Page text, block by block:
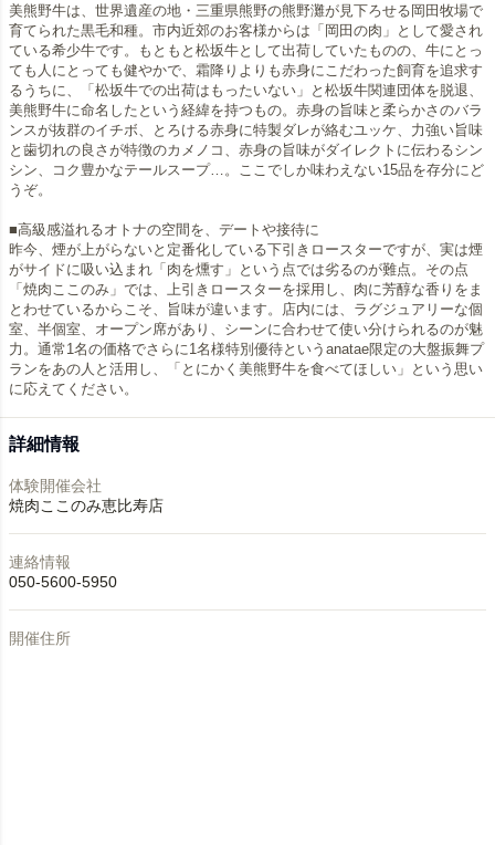
美熊野牛は、世界遺産の地・三重県熊野の熊野灘が見下ろせる岡田牧場で
育てられた黒毛和種。市内近郊のお客様からは「岡田の肉」として愛され
ている希少牛です。もともと松坂牛として出荷していたものの、牛にとっ
ても人にとっても健やかで、霜降りよりも赤身にこだわった飼育を追求す
るうちに、「松坂牛での出荷はもったいない」と松坂牛関連団体を脱退、
美熊野牛に命名したという経緯を持つもの。赤身の旨味と柔らかさのバラ
ンスが抜群のイチボ、とろける赤身に特製ダレが絡むユッケ、力強い旨味
と歯切れの良さが特徴のカメノコ、赤身の旨味がダイレクトに伝わるシン
シン、コク豊かなテールスープ…。ここでしか味わえない15品を存分にど
うぞ。
■高級感溢れるオトナの空間を、デートや接待に
昨今、煙が上がらないと定番化している下引きロースターですが、実は煙
がサイドに吸い込まれ「肉を燻す」という点では劣るのが難点。その点
「焼肉ここのみ」では、上引きロースターを採用し、肉に芳醇な香りをま
とわせているからこそ、旨味が違います。店内には、ラグジュアリーな個
室、半個室、オープン席があり、シーンに合わせて使い分けられるのが魅
力。通常1名の価格でさらに1名様特別優待というanatae限定の大盤振舞プ
ランをあの人と活用し、「とにかく美熊野牛を食べてほしい」という思い
に応えてください。
詳細情報
体験開催会社
焼肉ここのみ恵比寿店
連絡情報
050-5600-5950
開催住所